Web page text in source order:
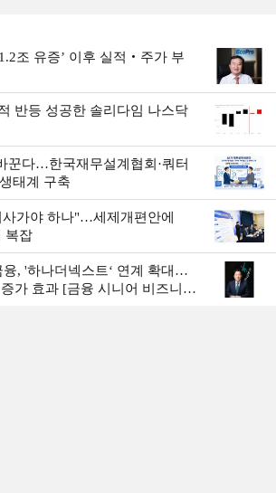
조 유증’ 이후 실적‧주가 부
반등 성공한 솔리다임 나스닥
꾼다…한국재무설계협회·쿼터
태계 구축
가야 하나"…세제개편안에
복잡
융, '하나더넥스트‘ 연계 확대…
가 효과 [금융 시니어 비즈니스